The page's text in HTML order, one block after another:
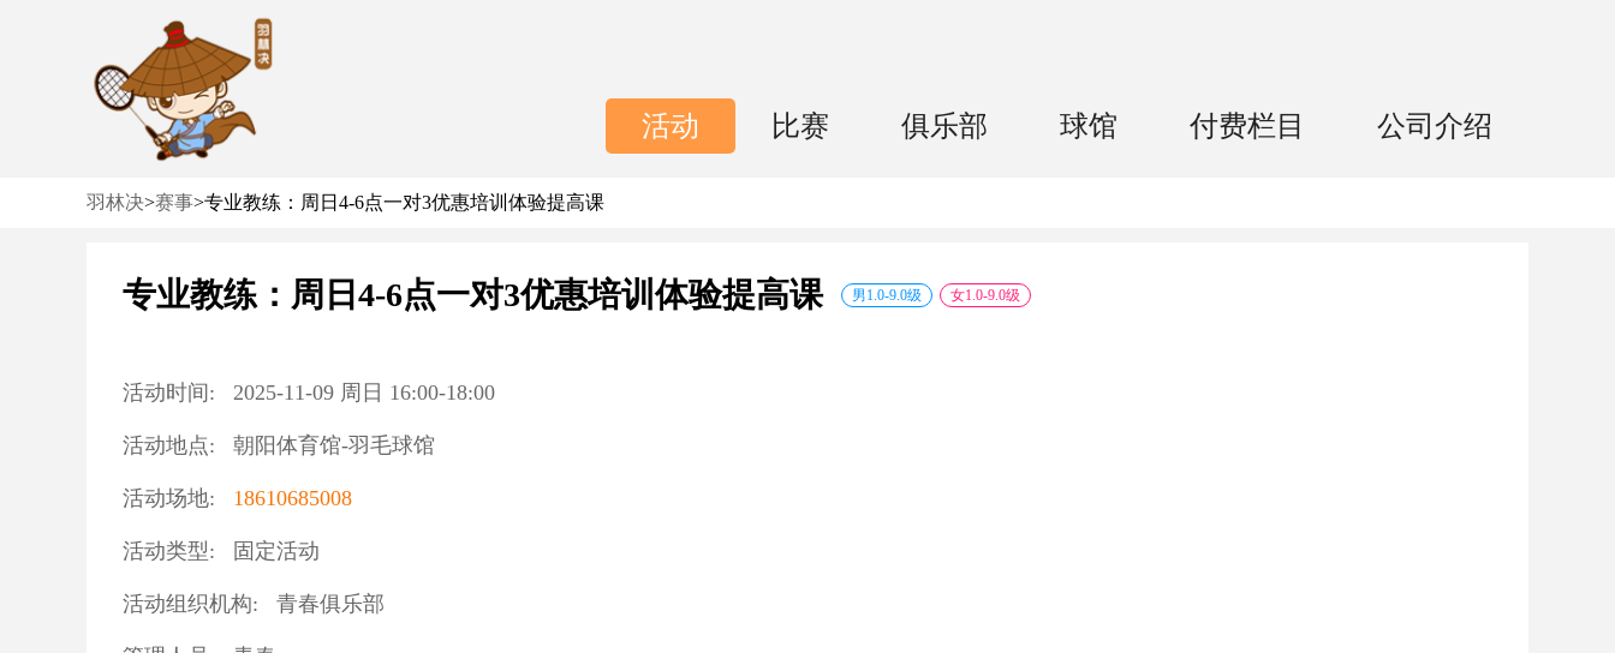
活动 比赛 俱乐部 球馆 付费栏目 公司介绍
羽林决>赛事>专业教练：周日4-6点一对3优惠培训体验提高课
专业教练：周日4-6点一对3优惠培训体验提高课 男1.0-9.0级 女1.0-9.0级
活动时间: 2025-11-09 周日 16:00-18:00
活动地点: 朝阳体育馆-羽毛球馆
活动场地: 18610685008
活动类型: 固定活动
活动组织机构: 青春俱乐部